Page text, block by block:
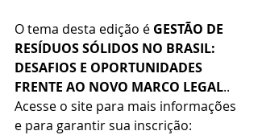
O tema desta edição é GESTÃO DE
RESÍDUOS SÓLIDOS NO BRASIL:
DESAFIOS E OPORTUNIDADES
FRENTE AO NOVO MARCO LEGAL..
Acesse o site para mais informações
e para garantir sua inscrição: